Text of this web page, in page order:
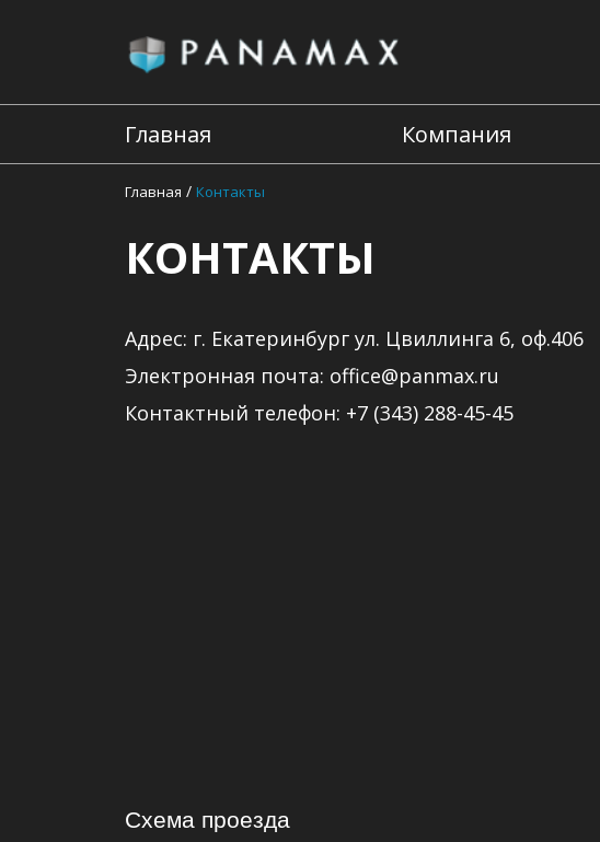
Главная Компания
Главная / Контакты
КОНТАКТЫ
Адрес: г. Екатеринбург ул. Цвиллинга 6, оф.406
Электронная почта: office@panmax.ru
Контактный телефон: +7 (343) 288-45-45
Схема проезда